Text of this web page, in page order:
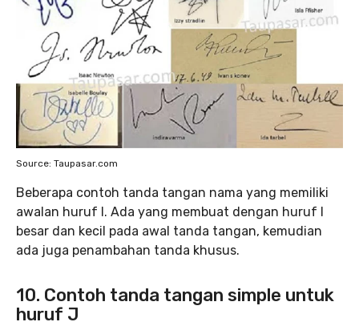
Source: Taupasar.com
Beberapa contoh tanda tangan nama yang memiliki
awalan huruf I. Ada yang membuat dengan huruf I
besar dan kecil pada awal tanda tangan, kemudian
ada juga penambahan tanda khusus.
10. Contoh tanda tangan simple untuk
huruf J